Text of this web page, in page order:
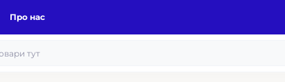
Про нас